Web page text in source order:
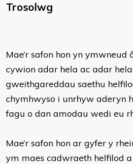
Trosolwg
Mae’r safon hon yn
cywion adar hela ac adar
gweithgareddau saethu
chymhwyso i unrhyw aderyn
fagu o dan amodau wedi eu
Mae’r safon hon ar gyfer y
ym maes cadwraeth helfilod